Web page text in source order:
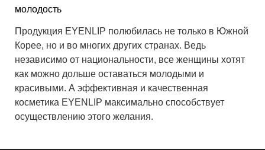
молодость
Продукция EYENLIP полюбилась не только в Южной
Корее, но и во многих других странах. Ведь
независимо от национальности, все женщины хотят
как можно дольше оставаться молодыми и
красивыми. А эффективная и качественная
косметика EYENLIP максимально способствует
осуществлению этого желания.